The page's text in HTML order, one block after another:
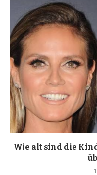
Wie alt sind die